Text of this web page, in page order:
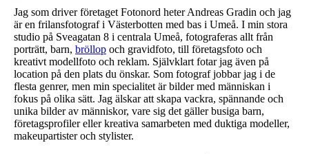
Jag som driver företaget Fotonord heter Andreas Gradin och jag
är en frilansfotograf i Västerbotten med bas i Umeå. I min stora
studio på Sveagatan 8 i centrala Umeå, fotograferas allt från
porträtt, barn, bröllop och gravidfoto, till företagsfoto och
kreativt modellfoto och reklam. Självklart fotar jag även på
location på den plats du önskar. Som fotograf jobbar jag i de
flesta genrer, men min specialitet är bilder med människan i
fokus på olika sätt. Jag älskar att skapa vackra, spännande och
unika bilder av människor, vare sig det gäller busiga barn,
företagsprofiler eller kreativa samarbeten med duktiga modeller,
makeupartister och stylister.